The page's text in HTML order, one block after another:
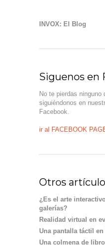
INVOX: El Blog
Siguenos en
No te pierdas
siguiéndonos en
Facebook.
ir al FACEBOOK
Otros
¿Es el arte
galerías?
Realidad virtual en
Una pantalla táctil
Una colmena de